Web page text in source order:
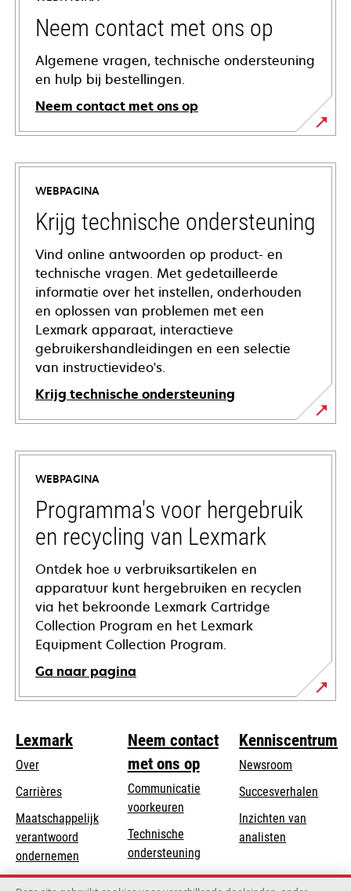
Neem contact met ons op
Algemene vragen, technische ondersteuning
en hulp bij bestellingen.
Neem contact met ons op
WEBPAGINA
Krijg technische ondersteuning
Vind online antwoorden op product- en
technische vragen. Met gedetailleerde
informatie over het instellen, onderhouden
en oplossen van problemen met een
Lexmark apparaat, interactieve
gebruikershandleidingen en een selectie
van instructievideo's.
Krijg technische ondersteuning
opens
in
new
tab
WEBPAGINA
Programma's voor hergebruik
en recycling van Lexmark
Ontdek hoe u verbruiksartikelen en
apparatuur kunt hergebruiken en recyclen
via het bekroonde Lexmark Cartridge
Collection Program en het Lexmark
Equipment Collection Program.
Ga naar pagina
Lexmark
Over
Carrières
Maatschappelijk
verantwoord
ondernemen
in
Duurzaamheid
Neem contact
met ons op
Communicatie
voorkeuren
Technische
ondersteuningopens
in
Product registratie
Kenniscentrum
Newsroom
Succesverhalen
Inzichten van
analisten